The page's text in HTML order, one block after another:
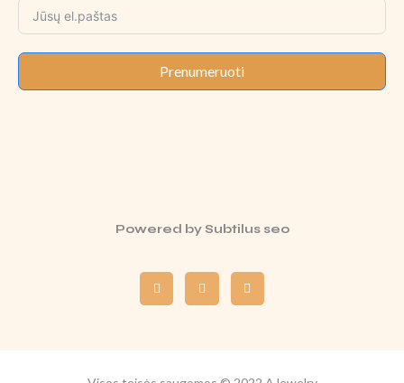
Prenumeruoti
Powered bySubtilus seo